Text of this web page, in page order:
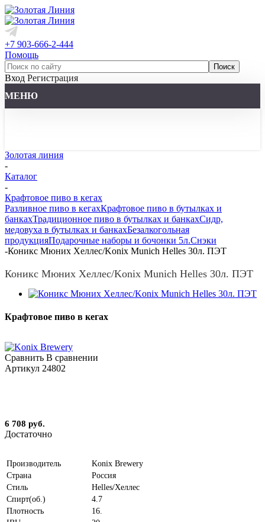
+7 903-666-2-444
Помощь
Вход Регистрация
МЕНЮ
Золотая линия
-
Каталог
-
Крафтовое пиво в кегах
Разливное пиво в кегахКрафтовое пиво в бутылках и
банкахТрадиционное пиво в бутылках и банкахСидр,
медовуха в бутылках и банкахБезалкогольная
продукцияПодарочные наборы и бочонки 5л.Снэки
-Коникс Мюних Хеллес/Konix Munich Helles 30л. ПЭТ
Коникс Мюних Хеллес/Konix Munich Helles 30л. ПЭТ
Крафтовое пиво в кегах
Сравнить В сравнении
Артикул 24802
6 708 руб.
Достаточно
Производитель
Konix Brewery
Страна
Россия
Стиль
Helles/Хеллес
Спирт(об.)
4.7
Плотность
16.